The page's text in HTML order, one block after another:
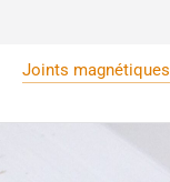
Joints magnétiques